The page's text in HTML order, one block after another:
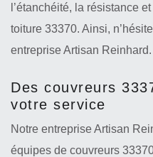
l’étanchéité, la résistance
toiture 33370. Ainsi,
entreprise Artisan Reinhard.
Des couvreurs
votre service
Notre entreprise Artisan
équipes de couvreurs